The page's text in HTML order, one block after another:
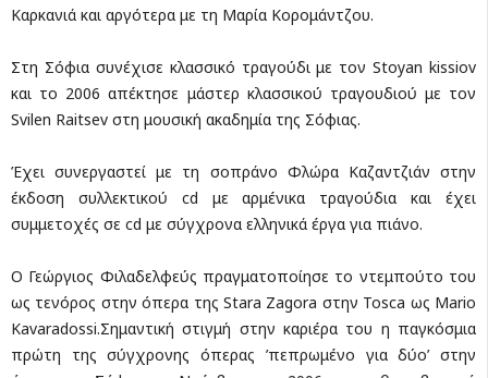
Καρκανιά και αργότερα με τη Μαρία Κορομάντζου.
Στη Σόφια συνέχισε κλασσικό τραγούδι με τον Stoyan kissiov
και το 2006 απέκτησε μάστερ κλασσικού τραγουδιού με τον
Svilen Raitsev στη μουσική ακαδημία της Σόφιας.
Έχει συνεργαστεί με τη σοπράνο Φλώρα Καζαντζιάν στην
έκδοση συλλεκτικού cd με αρμένικα τραγούδια και έχει
συμμετοχές σε cd με σύγχρονα ελληνικά έργα για πιάνο.
Ο Γεώργιος Φιλαδελφεύς πραγματοποίησε το ντεμπούτο του
ως τενόρος στην όπερα της Stara Zagora στην Tosca ως Mario
Kavaradossi.Σημαντική στιγμή στην καριέρα του η παγκόσμια
πρώτη της σύγχρονης όπερας ’πεπρωμένο για δύο’ στην